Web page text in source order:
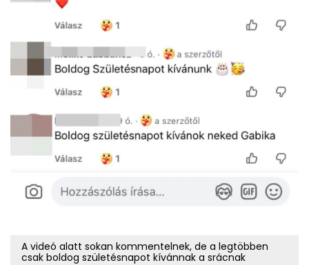
A videó alatt sokan kommentelnek, de a legtöbben
csak boldog születésnapot kívánnak a srácnak